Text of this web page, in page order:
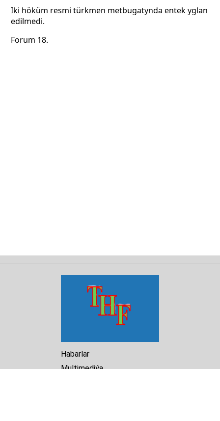
Iki höküm resmi türkmen metbugatynda entek yglan
edilmedi.
Forum 18.
Habarlar
Multimediýa